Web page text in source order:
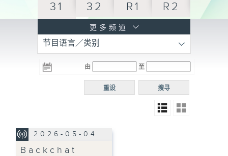
31 32 R1 R2
R3
电台 电台
R5
电台
普通
更多频道
节目语言／类别
由 至
搜寻
重设
2026-05-04
Backchat